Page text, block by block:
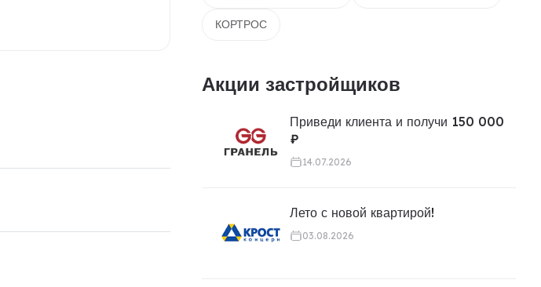
КОРТРОС
Акции застройщиков
Приведи клиента и получи 150 000
₽
14.07.2026
Лето с новой квартирой!
03.08.2026